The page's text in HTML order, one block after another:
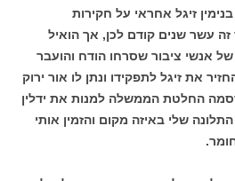
זיגל אחראי על חקירות
זה עשר שנים קודם לכן, אך הואיל
של אנשי ציבור שסרחו הודח והועבר
את זיגל לתפקידו ונתן לו אור ירוק
החלטת הממשלה למנות את ידלין
שלי באיזה מקום והזמין אותי